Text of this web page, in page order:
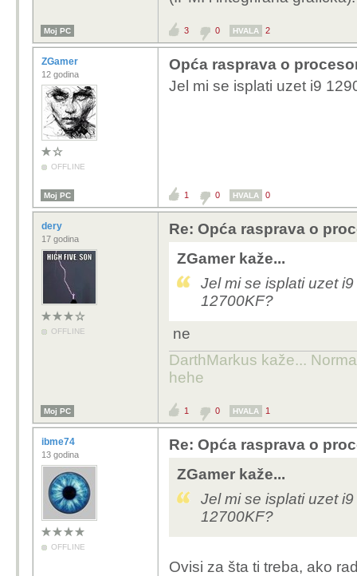
Moj PC 3 0 HVALA 2
ZGamer
12 godina
OFFLINE
Opća rasprava o
Jel mi se isplati uzet i9
Moj PC 1 0 HVALA 0
dery
17 godina
OFFLINE
Re: Opća rasprava o
ZGamer kaže...
Jel mi se isplati uzet i9
12700KF?
ne
DarthMarkus kaže...
hehe
Moj PC 1 0 HVALA 1
ibme74
13 godina
OFFLINE
Re: Opća rasprava o
ZGamer kaže...
Jel mi se isplati uzet i9
12700KF?
Ovisi za šta ti treba, ako